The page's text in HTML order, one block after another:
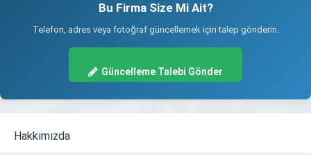
Bu Firma Size Mi Ait?
Telefon, adres veya fotoğraf güncellemek için talep gönderin.
Güncelleme Talebi Gönder
Hakkımızda